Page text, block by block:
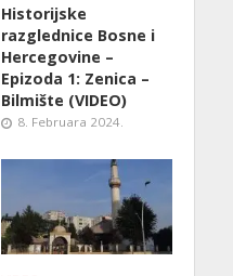
Historijske
razglednice Bosne i
Hercegovine –
Epizoda 1: Zenica –
Bilmište (VIDEO)
8. Februara 2024.